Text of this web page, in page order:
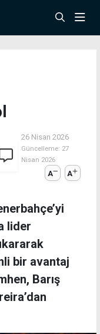
26 Nisan 2026
Güncelleme: 27
Nisan 2026
A A
lider
bir avantaj
Barış